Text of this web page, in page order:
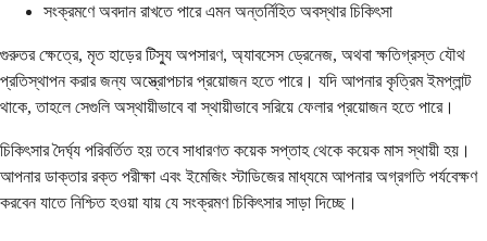
সংক্রমণে অবদান রাখতে পারে এমন অন্তর্নিহিত অবস্থার চিকিৎসা
গুরুতর ক্ষেত্রে, মৃত হাড়ের টিস্যু অপসারণ, অ্যাবসেস ড্রেনেজ, অথবা ক্ষতিগ্রস্ত যৌথ
প্রতিস্থাপন করার জন্য অস্ত্রোপচার প্রয়োজন হতে পারে। যদি আপনার কৃত্রিম ইমপ্লান্ট
থাকে, তাহলে সেগুলি অস্থায়ীভাবে বা স্থায়ীভাবে সরিয়ে ফেলার প্রয়োজন হতে পারে।
চিকিৎসার দৈর্ঘ্য পরিবর্তিত হয় তবে সাধারণত কয়েক সপ্তাহ থেকে কয়েক মাস স্থায়ী হয়।
আপনার ডাক্তার রক্ত পরীক্ষা এবং ইমেজিং স্টাডিজের মাধ্যমে আপনার অগ্রগতি পর্যবেক্ষণ
করবেন যাতে নিশ্চিত হওয়া যায় যে সংক্রমণ চিকিৎসার সাড়া দিচ্ছে।